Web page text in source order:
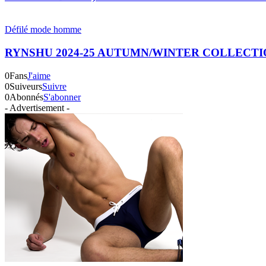
Défilé mode homme
RYNSHU 2024-25 AUTUMN/WINTER
0FansJ'aime
0SuiveursSuivre
0AbonnésS'abonner
- Advertisement -